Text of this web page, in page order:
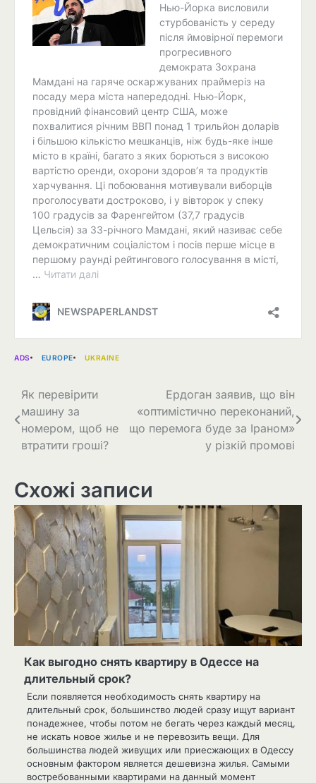
ADS EUROPE UKRAINE
Навігація
записів
Як перевірити
машину за
номером, щоб не
втратити гроші?
Ердоган заявив, що він
«оптимістично переконаний,
що перемога буде за Іраном»
у різкій промові
Схожі записи
Как выгодно снять квартиру в Одессе на
длительный срок?
Если появляется необходимость снять квартиру на
длительный срок, большинство людей сразу ищут вариант
понадежнее, чтобы потом не бегать через каждый месяц,
не искать новое жилье и не перевозить вещи. Для
большинства людей живущих или приесжающих в Одессу
основным фактором является дешевизна жилья. Самыми
востребованными квартирами на данный момент